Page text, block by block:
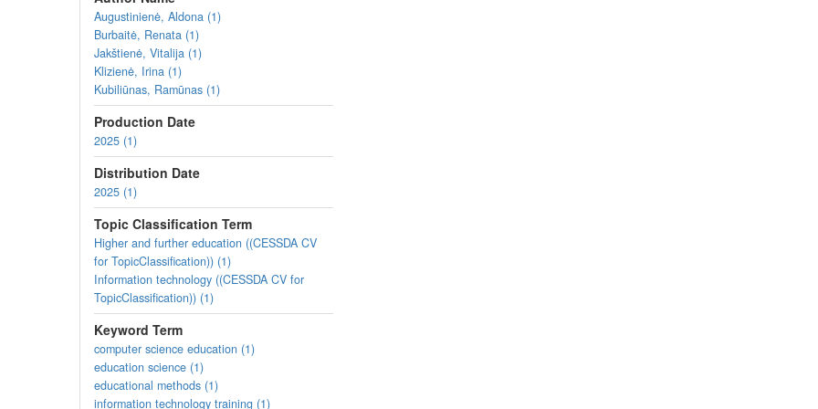
thinking, and digital security.
Lesson plans and tasks
Choosing different communication and collaboration tools (Rimanta Kairaitytė)
Comparison and analysis of different communication and collaboration tools (Rimanta Kairaitytė)
Ethics of communication (Rimanta Kairaitytė)
Communication and collaboration tool - mind map (Rimanta Kairaitytė)
Cyber threats. Am I protected? (Rimanta Kairaitytė)
All lesson plans and tasks for Area E
Lesson plans and tasks were prepared as a part of the project
and Resilience Plan "Next Generation Lithuania", funded by the European Union's Economic Recovery and Resilience
Augustinienė, Aldona (1)
Burbaitė, Renata (1)
Jakštienė, Vitalija (1)
Klizienė, Irina (1)
Kubiliūnas, Ramūnas (1)
Production Date
2025 (1)
Distribution Date
2025 (1)
Topic Classification Term
Higher and further education ((CESSDA CV
for TopicClassification)) (1)
Information technology ((CESSDA CV for
TopicClassification)) (1)
Keyword Term
computer science education (1)
education science (1)
educational methods (1)
information technology training (1)